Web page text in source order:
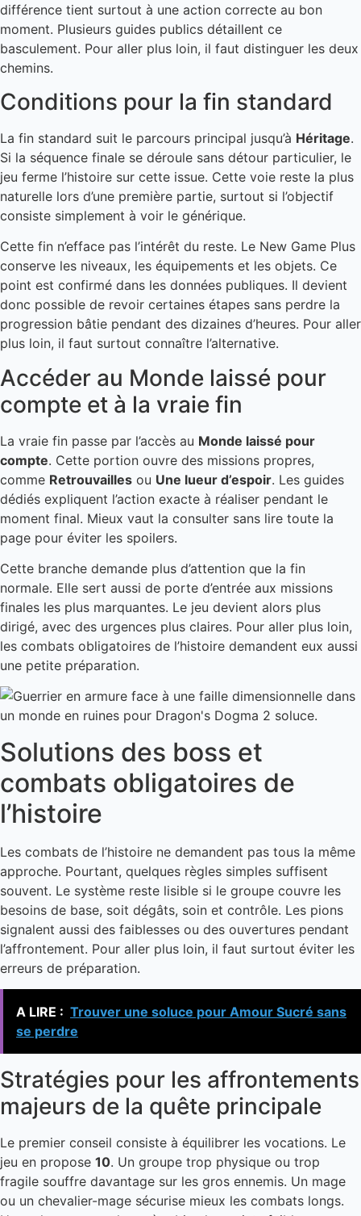
différence tient surtout à une action correcte au bon
moment. Plusieurs guides publics détaillent ce
basculement. Pour aller plus loin, il faut distinguer les deux
chemins.
Conditions pour la fin standard
La fin standard suit le parcours principal jusqu’à Héritage.
Si la séquence finale se déroule sans détour particulier, le
jeu ferme l’histoire sur cette issue. Cette voie reste la plus
naturelle lors d’une première partie, surtout si l’objectif
consiste simplement à voir le générique.
Cette fin n’efface pas l’intérêt du reste. Le New Game Plus
conserve les niveaux, les équipements et les objets. Ce
point est confirmé dans les données publiques. Il devient
donc possible de revoir certaines étapes sans perdre la
progression bâtie pendant des dizaines d’heures. Pour aller
plus loin, il faut surtout connaître l’alternative.
Accéder au Monde laissé pour
compte et à la vraie fin
La vraie fin passe par l’accès au Monde laissé pour
compte. Cette portion ouvre des missions propres,
comme Retrouvailles ou Une lueur d’espoir. Les guides
dédiés expliquent l’action exacte à réaliser pendant le
moment final. Mieux vaut la consulter sans lire toute la
page pour éviter les spoilers.
Cette branche demande plus d’attention que la fin
normale. Elle sert aussi de porte d’entrée aux missions
finales les plus marquantes. Le jeu devient alors plus
dirigé, avec des urgences plus claires. Pour aller plus loin,
les combats obligatoires de l’histoire demandent eux aussi
une petite préparation.
Solutions des boss et
combats obligatoires de
l’histoire
Les combats de l’histoire ne demandent pas tous la même
approche. Pourtant, quelques règles simples suffisent
souvent. Le système reste lisible si le groupe couvre les
besoins de base, soit dégâts, soin et contrôle. Les pions
signalent aussi des faiblesses ou des ouvertures pendant
l’affrontement. Pour aller plus loin, il faut surtout éviter les
erreurs de préparation.
A LIRE : Trouver une soluce pour Amour Sucré sans
se perdre
Stratégies pour les affrontements
majeurs de la quête principale
Le premier conseil consiste à équilibrer les vocations. Le
jeu en propose 10. Un groupe trop physique ou trop
fragile souffre davantage sur les gros ennemis. Un mage
ou un chevalier-mage sécurise mieux les combats longs.